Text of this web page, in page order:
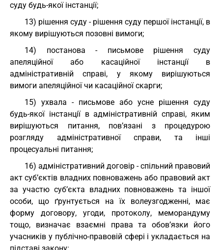
суду будь-якої інстанції;
13) рішення суду - рішення суду першої інстанції, в
якому вирішуються позовні вимоги;
14) постанова - письмове рішення суду
апеляційної або касаційної інстанції в
адміністративній справі, у якому вирішуються
вимоги апеляційної чи касаційної скарги;
15) ухвала - письмове або усне рішення суду
будь-якої інстанції в адміністративній справі, яким
вирішуються питання, пов’язані з процедурою
розгляду адміністративної справи, та інші
процесуальні питання;
16) адміністративний договір - спільний правовий
акт суб’єктів владних повноважень або правовий акт
за участю суб’єкта владних повноважень та іншої
особи, що ґрунтується на їх волеузгодженні, має
форму договору, угоди, протоколу, меморандуму
тощо, визначає взаємні права та обов’язки його
учасників у публічно-правовій сфері і укладається на